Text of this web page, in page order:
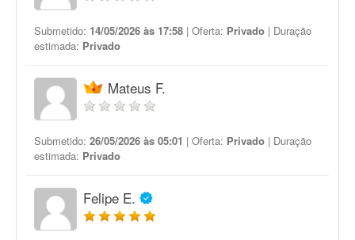
Submetido: 14/05/2026 às 17:58 | Oferta: Privado | Duração
estimada: Privado
Mateus F.
Submetido: 26/05/2026 às 05:01 | Oferta: Privado | Duração
estimada: Privado
Felipe E.